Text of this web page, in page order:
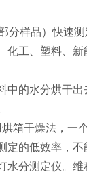
样品）快速
工、塑料、
的水分烘干
箱干燥法，一
的低效率，不
分测定仪。